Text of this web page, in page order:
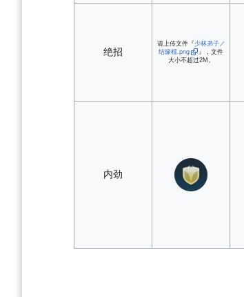
绝招
请上传文件『少林弟子／
结缘棍.png
』，文件
大小不超过2M。
内劲